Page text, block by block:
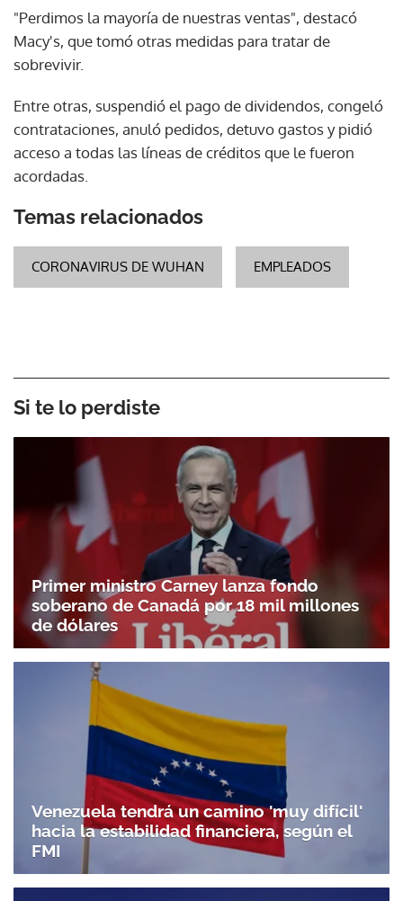
"Perdimos la mayoría de nuestras ventas", destacó
Macy's, que tomó otras medidas para tratar de
sobrevivir.
Entre otras, suspendió el pago de dividendos, congeló
contrataciones, anuló pedidos, detuvo gastos y pidió
acceso a todas las líneas de créditos que le fueron
acordadas.
Temas relacionados
CORONAVIRUS DE WUHAN EMPLEADOS
Si te lo perdiste
Primer ministro Carney lanza fondo
soberano de Canadá por 18 mil millones
de dólares
Venezuela tendrá un camino 'muy difícil'
hacia la estabilidad financiera, según el
FMI